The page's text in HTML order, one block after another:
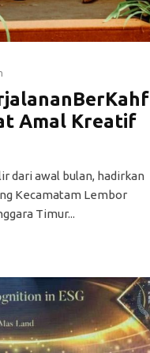
Amal Kreatif
dari awal bulan, hadirkan
Kecamatam Lembor
Timur...